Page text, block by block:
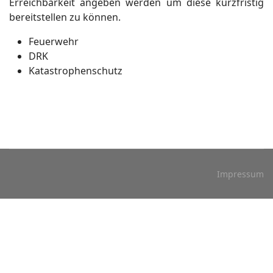
bereitstellen zu können.
Feuerwehr
DRK
Katastrophenschutz
Impressum